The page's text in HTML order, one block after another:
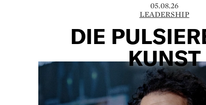
05.08.26
LEADERSHIP
DIE
KUNST